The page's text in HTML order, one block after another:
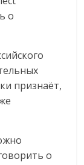
о
признаёт,
о